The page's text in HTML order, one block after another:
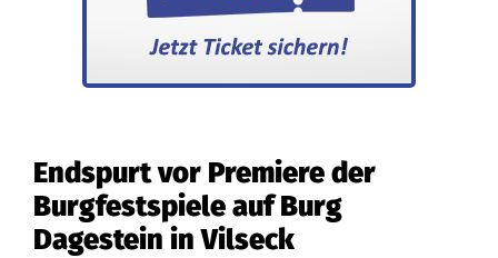
Endspurt vor Premiere der
Burgfestspiele auf Burg
Dagestein in Vilseck